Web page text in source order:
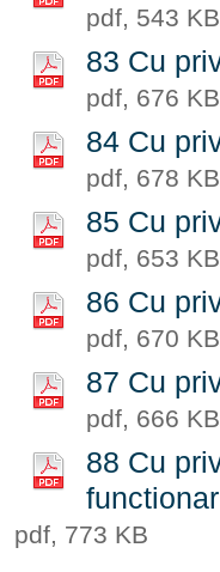
pdf, 543 KB
83 Cu
pdf, 676 KB
84 Cu
pdf, 678 KB
85 Cu
pdf, 653 KB
86 Cu
pdf, 670 KB
87 Cu
pdf, 666 KB
88 Cu
pdf, 773 KB